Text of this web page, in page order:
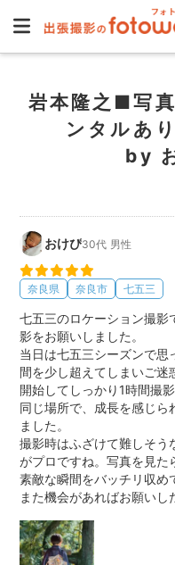
岩本隆之■写
ンタルあ
by
おけぴ30代 男性
奈良県 奈良市 七五三
七五三のロケーション撮影
影をお願いしました。
当日は七五三シーズンで
間を少し超えてしまいご迷
開始してしっかり1時間撮
同じ場所で、成長を感じら
ました。
撮影時はふざけて難しそう
がプロですね。写真を見た
素敵な瞬間をバッチリ収め
また機会があればお願いし